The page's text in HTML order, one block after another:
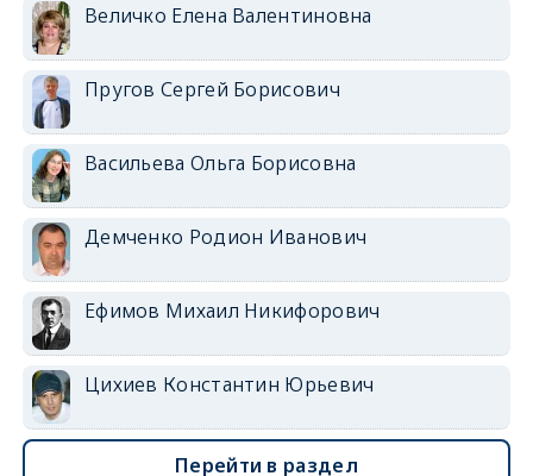
Величко Елена Валентиновна
Пругов Сергей Борисович
Васильева Ольга Борисовна
Демченко Родион Иванович
Ефимов Михаил Никифорович
Цихиев Константин Юрьевич
Перейти в раздел